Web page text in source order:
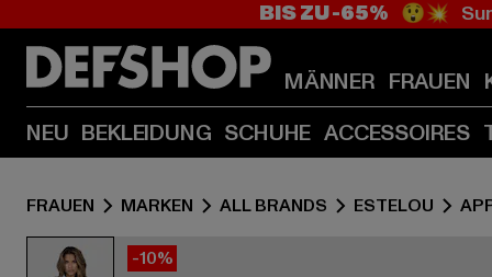
BIS ZU -65% 😲💥
MÄNNER FRAUEN
NEU BEKLEIDUNG SCHUHE ACCESSOIRES
FRAUEN MARKEN ALL BRANDS ESTELOU
-10%